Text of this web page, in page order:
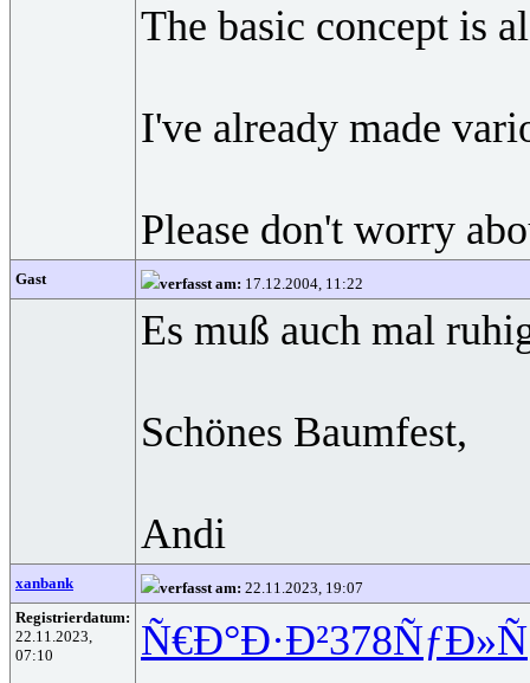
The basic concept is
I've already made
Please don't worry
Gast verfasst am: 17.12.2004, 11:22
Es muß auch mal
Schönes Baumfest,
Andi
xanbank verfasst am: 22.11.2023, 19:07
Registrierdatum:
22.11.2023,
07:10
Ñ€Ð°Ð·Ð²378